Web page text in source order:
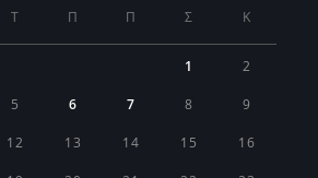
Τ Π Π Σ Κ
1 2
5 6 7 8 9
12 13 14 15 16